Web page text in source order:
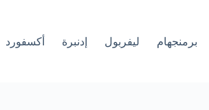
برمنجهام ليفربول إدنبرة أكسفورد